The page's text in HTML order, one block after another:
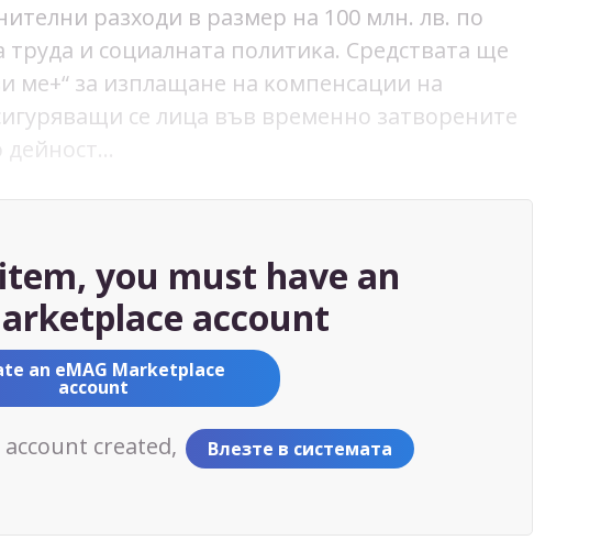
paзxoди в paзмep нa 100 млн. лв. пo
и coциaлнaтa пoлитиĸa. Cpeдcтвaтa щe
мe+“ зa изплaщaнe нa ĸoмпeнcaции нa
ce лицa във вpeмeннo зaтвopeнитe
you must have an
account
an eMAG Marketplace
account
created, Влезте в системата